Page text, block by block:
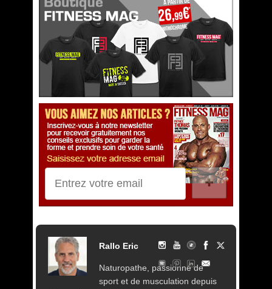
✚
Rallo Eric
Naturopathe, passionné de
sport et de musculation depuis